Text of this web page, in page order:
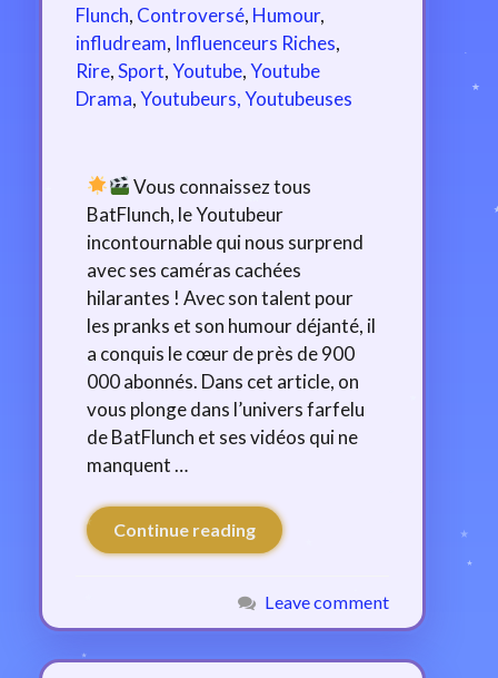
Flunch, Controversé, Humour,
infludream, Influenceurs Riches,
Rire,Sport,Youtube,Youtube
Drama,Youtubeurs, Youtubeuses
Vous connaissez tous
BatFlunch, le Youtubeur
incontournable qui nous surprend
avec ses caméras cachées
hilarantes ! Avec son talent pour
les pranks et son humour déjanté, il
a conquis le cœur de près de 900
000 abonnés. Dans cet article, on
vous plonge dans l’univers farfelu
de BatFlunch et ses vidéos qui ne
manquent …
Continue reading
Leave comment